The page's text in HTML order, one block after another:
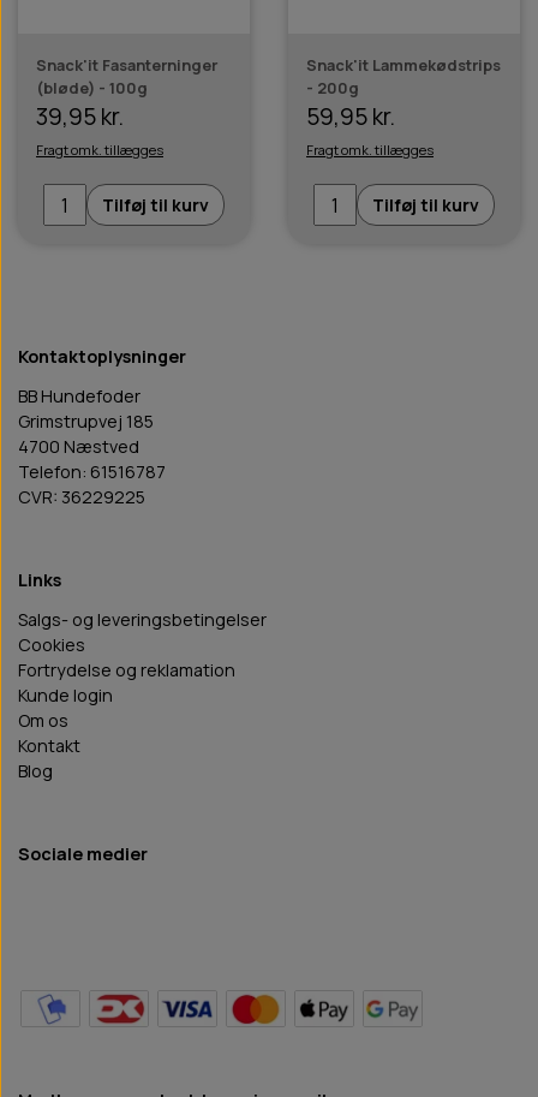
Snack'it Fasanterninger
(bløde) - 100g
39,95 kr.
Fragt omk. tillægges
Tilføj til kurv
Snack'it Lammekødstrips
- 200g
59,95 kr.
Fragt omk. tillægges
Tilføj til kurv
Kontaktoplysninger
BB Hundefoder
Grimstrupvej 185
4700 Næstved
Telefon: 61516787
CVR: 36229225
Links
Salgs- og leveringsbetingelser
Cookies
Fortrydelse og reklamation
Kunde login
Om os
Kontakt
Blog
Sociale medier